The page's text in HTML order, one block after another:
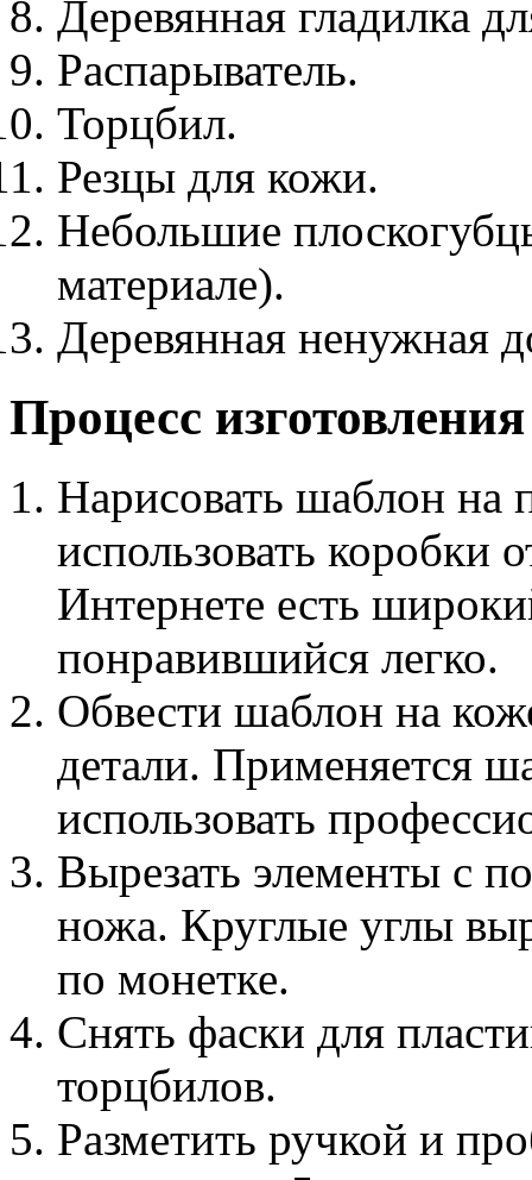
Деревянная гладилка
Распарыватель.
Торцбил.
Резцы для кожи.
Небольшие
материале).
Деревянная ненужная
Процесс изготовления
Нарисовать шаблон на
использовать коробки
Интернете есть
понравившийся легко.
Обвести шаблон на
детали. Применяется
использовать
Вырезать элементы с
ножа. Круглые углы
по монетке.
Снять фаски для
торцбилов.
Разметить ручкой и